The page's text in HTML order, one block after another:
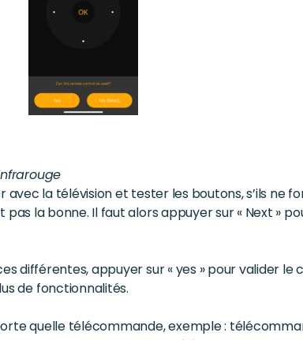
la télévision et tester les boutons, s’ils ne
pas la bonne. Il faut alors appuyer sur « Next »
différentes, appuyer sur « yes » pour valider le
de fonctionnalités.
quelle télécommande, exemple :